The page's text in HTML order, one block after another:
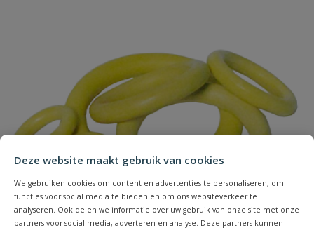
Deze website maakt gebruik van cookies
We gebruiken cookies om content en advertenties te personaliseren, om
functies voor social media te bieden en om ons websiteverkeer te
analyseren. Ook delen we informatie over uw gebruik van onze site met onze
partners voor social media, adverteren en analyse. Deze partners kunnen